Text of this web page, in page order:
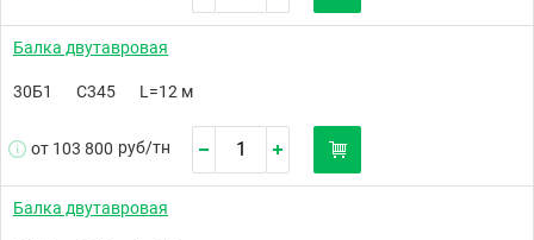
Балка двутавровая
30Б1 С345 L=12 м
от 103 800 руб/тн
Балка двутавровая